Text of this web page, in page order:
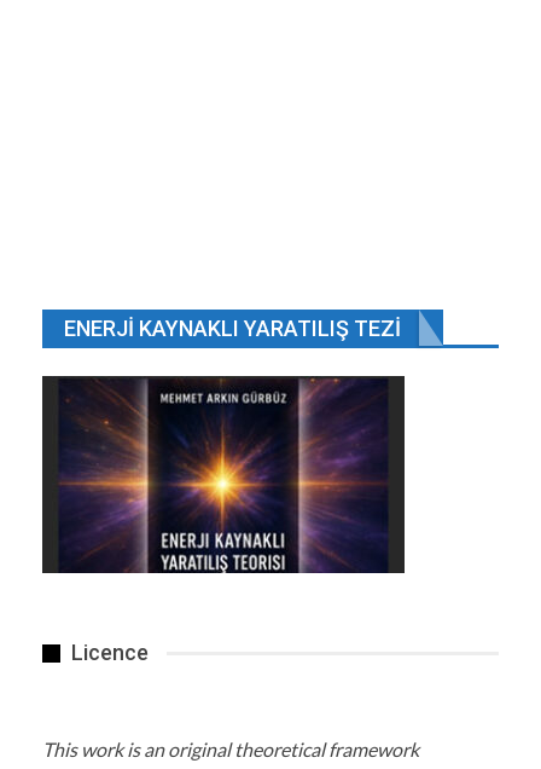
14 ilde seçim sonuçlarına itirazlarda bulunuldu.
Haz 27, 2018
SONRAKI 1 2.648
Malezya yolcu uçağındaki 298 yolcu ve
mürettebatın tümü yaşamlarını yitirmişti.
Ukrayna medyasında yer alan haberlere göre
Yüzbaşı Voloshin Karadeniz yakınlarındaki
Ülkenin doğusunda Rusya tarafından desteklenen
“kahramanlık madalyası” vermişti.
ENERJI KAYNAKLI YARATILIŞ TEZI
Licence
This work is an original theoretical framework